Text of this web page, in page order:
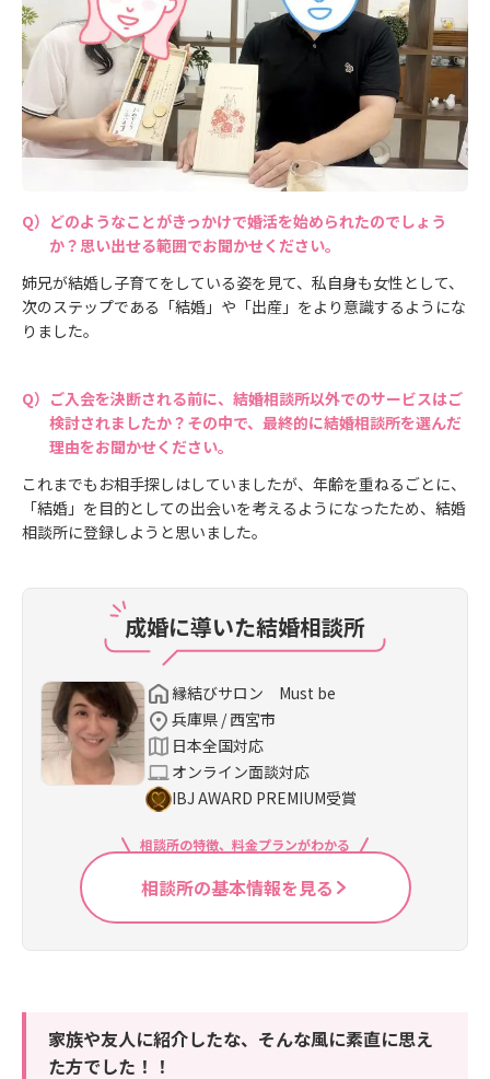
どのようなことがきっかけで婚活を始められたのでしょう
か？思い出せる範囲でお聞かせください。
姉兄が結婚し子育てをしている姿を見て、私自身も女性として、
次のステップである「結婚」や「出産」をより意識するようにな
りました。
ご入会を決断される前に、結婚相談所以外でのサービスはご
検討されましたか？その中で、最終的に結婚相談所を選んだ
理由をお聞かせください。
これまでもお相手探しはしていましたが、年齢を重ねるごとに、
「結婚」を目的としての出会いを考えるようになったため、結婚
相談所に登録しようと思いました。
成婚に導いた結婚相談所
縁結びサロン Must be
兵庫県 / 西宮市
日本全国対応
オンライン面談対応
IBJ AWARD PREMIUM受賞
相談所の特徴、料金プランがわかる
相談所の基本情報を見る
家族や友人に紹介したな、そんな風に素直に思え
た方でした！！